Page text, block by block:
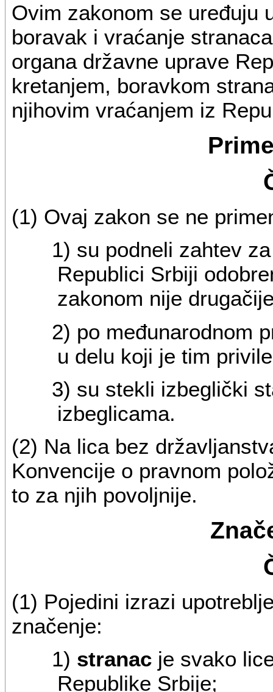
Ovim zakonom se uređuju
boravak i vraćanje
organa državne uprave
kretanjem, boravkom
njihovim vraćanjem iz
(1) Ovaj zakon se ne
1) su podneli zahtev
Republici Srbiji
zakonom nije
2) po međunarodnom
u delu koji je tim
3) su stekli izbeglički
izbeglicama.
(2) Na lica bez
Konvencije o pravnom
to za njih povoljnije.
(1) Pojedini izrazi
značenje:
1) stranacje svako
Republike Srbije;